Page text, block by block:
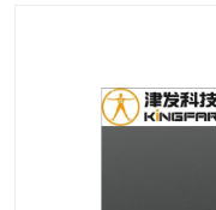
行为观察与表情分析